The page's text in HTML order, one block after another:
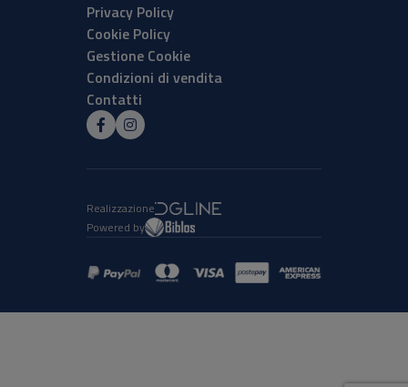
Privacy Policy
Cookie Policy
Gestione Cookie
Condizioni di vendita
Contatti
Realizzazione
Powered by